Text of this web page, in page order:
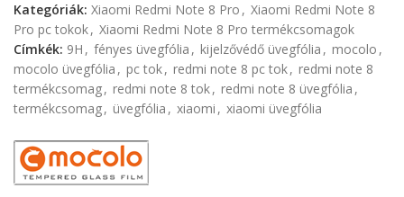
Kategóriák: Xiaomi Redmi Note 8 Pro , Xiaomi Redmi Note 8
Pro pc tokok, Xiaomi Redmi Note 8 Pro termékcsomagok
Címkék: 9H , fényes üvegfólia , kijelzővédő üvegfólia , mocolo ,
mocolo üvegfólia , pc tok, redmi note 8 pc tok, redmi note 8
termékcsomag, redmi note 8 tok, redmi note 8 üvegfólia ,
termékcsomag, üvegfólia , xiaomi , xiaomi üvegfólia